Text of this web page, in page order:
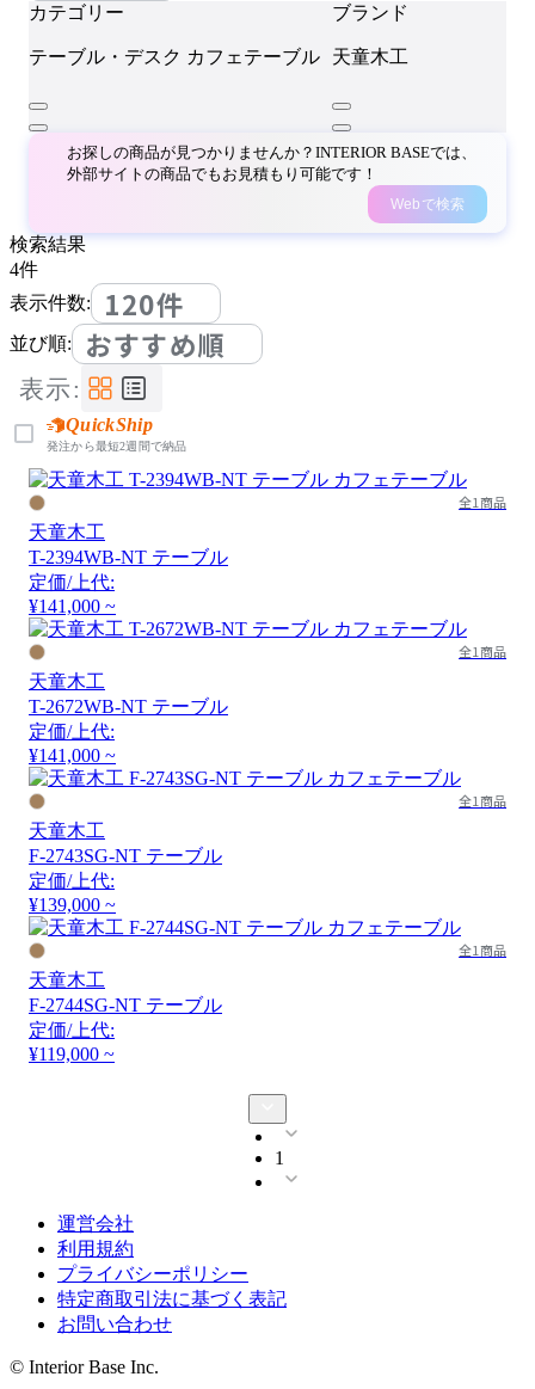
カテゴリー
テーブル・デスク カフェテーブル
ブランド
天童木工
お探しの商品が見つかりませんか？INTERIOR BASEでは、
外部サイトの商品でもお見積もり可能です！
Webで検索
検索結果
4件
表示件数:
120件
並び順: おすすめ順
表示:
QuickShip
発注から最短2週間で納品
全1商品
天童木工
T-2394WB-NT テーブル
定価/上代:
¥141,000 ~
全1商品
天童木工
T-2672WB-NT テーブル
定価/上代:
¥141,000 ~
全1商品
天童木工
F-2743SG-NT テーブル
定価/上代:
¥139,000 ~
全1商品
天童木工
F-2744SG-NT テーブル
定価/上代:
¥119,000 ~
1
運営会社
利用規約
プライバシーポリシー
特定商取引法に基づく表記
お問い合わせ
© Interior Base Inc.